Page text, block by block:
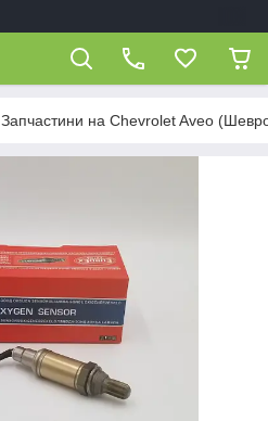
Запчастини на Chevrolet Aveo